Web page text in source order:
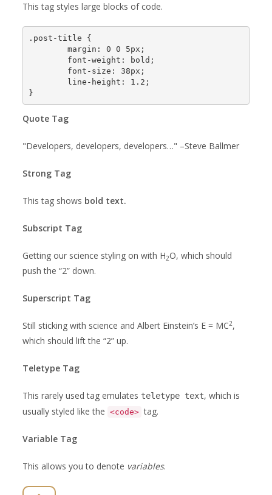
This tag styles large blocks of code.
.post-title {
	margin: 0 0 5px;
}
Quote Tag
Developers, developers, developers… –Steve Ballmer
Strong Tag
This tag shows bold text.
Subscript Tag
Getting our science styling on with H2O, which should
push the “2” down.
Superscript Tag
Still sticking with science and Albert Einstein’s E = MC2,
which should lift the “2” up.
Teletype Tag
This rarely used tag emulates teletype text, which is
usually styled like the <code> tag.
Variable Tag
This allows you to denote variables.